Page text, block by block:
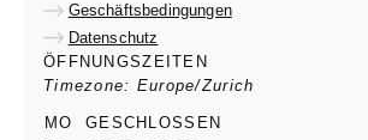
Geschäftsbedingungen
Datenschutz
ÖFFNUNGSZEITEN
Timezone: Europe/Zurich
MO
GESCHLOSSEN